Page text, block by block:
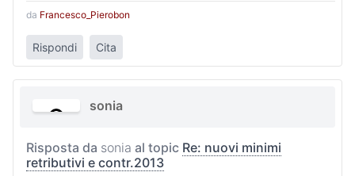
da Francesco_Pierobon
Rispondi Cita
sonia
Risposta da sonia al topic Re: nuovi minimi
retributivi e contr.2013